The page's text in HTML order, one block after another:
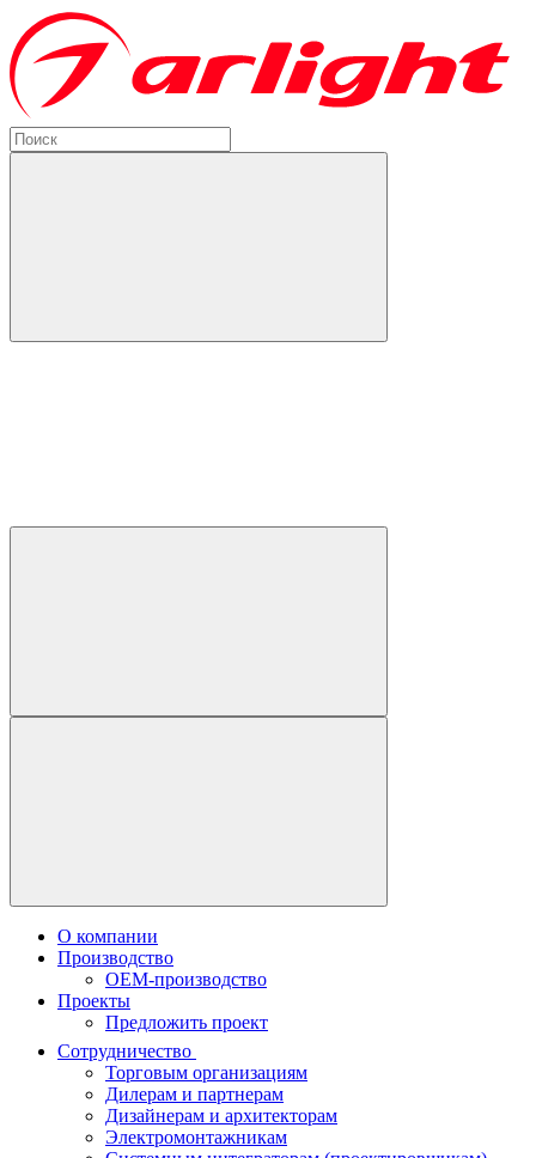
О компании
Производство
OEM-производство
Проекты
Предложить проект
Сотрудничество
Торговым организациям
Дилерам и партнерам
Дизайнерам и архитекторам
Электромонтажникам